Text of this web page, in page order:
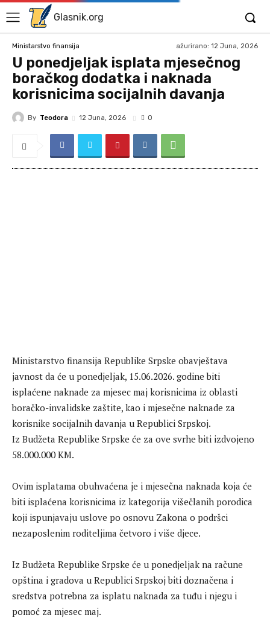
Glasnik.org
Ministarstvo finansija ažurirano: 12 Juna, 2026
U ponedjeljak isplata mjesečnog
boračkog dodatka i naknada
korisnicima socijalnih davanja
By Teodora 12 Juna, 2026 0
Ministarstvo finansija Republike Srpske obavještava
javnost da će u ponedjeljak, 15.06.2026. godine biti
isplaćene naknade za mjesec maj korisnicima iz oblasti
boračko-invalidske zaštite, kao i mjesečne naknade za
korisnike socijalnih davanja u Republici Srpskoj.
Iz Budžeta Republike Srpske će za ove svrhe biti izdvojeno
58.000.000 KM.
Ovim isplatama obuhvaćena je i mjesečna naknada koja će
biti isplaćena korisnicima iz kategorija višečlanih porodica
koji ispunjavaju uslove po osnovu Zakona o podršci
nezaposlenim roditeljima četvoro i više djece.
Iz Budžeta Republike Srpske će u ponedjeljak na račune
opština i gradova u Republici Srpskoj biti doznačena i
sredstva potrebna za isplatu naknada za tuđu i njegu i
pomoć za mjesec maj.